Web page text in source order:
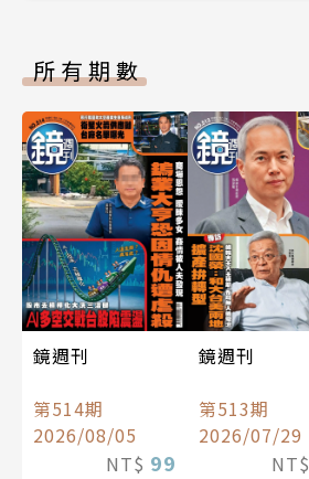
所有期數
鏡週刊
第514期
2026/08/05
NT$ 99
鏡週刊
第513期
2026/07/29
NT$